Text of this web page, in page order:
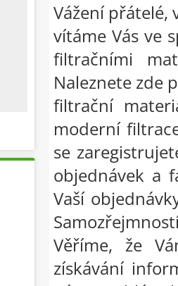
Vážení přátelé,
vítáme Vás ve
filtračními
Naleznete zde
filtrační
moderní
se
objednávek a
Vaší
Věříme, že
získávání